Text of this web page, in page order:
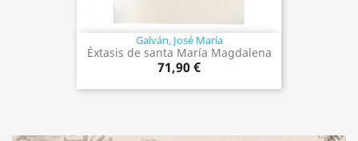
Galván, José María
Éxtasis de santa María Magdalena
71,90 €